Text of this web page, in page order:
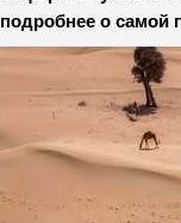
подробнее о самой